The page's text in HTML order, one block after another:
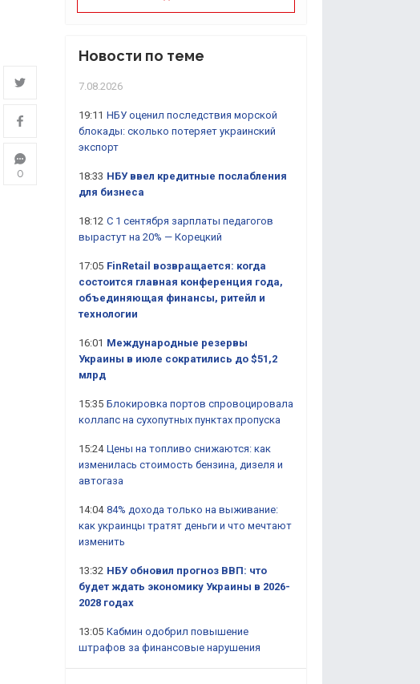
0
Новости по теме
7.08.2026
19:11 НБУ оценил последствия морской
блокады: сколько потеряет украинский
экспорт
18:33 НБУ ввел кредитные послабления
для бизнеса
18:12 С 1 сентября зарплаты педагогов
вырастут на 20% — Корецкий
17:05 FinRetail возвращается: когда
состоится главная конференция года,
объединяющая финансы, ритейл и
технологии
16:01 Международные резервы
Украины в июле сократились до $51,2
млрд
15:35 Блокировка портов спровоцировала
коллапс на сухопутных пунктах пропуска
15:24 Цены на топливо снижаются: как
изменилась стоимость бензина, дизеля и
автогаза
14:04 84% дохода только на выживание:
как украинцы тратят деньги и что мечтают
изменить
13:32 НБУ обновил прогноз ВВП: что
будет ждать экономику Украины в 2026-
2028 годах
13:05 Кабмин одобрил повышение
штрафов за финансовые нарушения